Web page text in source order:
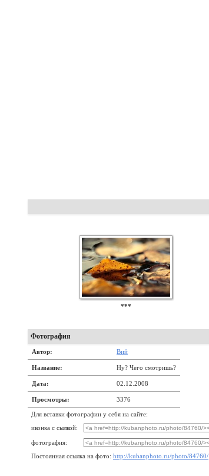
***
Фотография
Автор: Вий
Название: Ну? Чего смотришь?
Дата: 02.12.2008
Просмотры: 3376
Для вставки фотографии у себя на сайте:
иконка с сылкой:
фотография:
Постоянная ссылка на фото: http://kubanphoto.ru/photo/84760/